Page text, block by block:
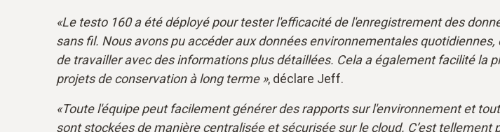
«Le testo 160 a été déployé pour tester l'efficacité de l'enregistrement des
sans fil. Nous avons pu accéder aux données environnementales quotidiennes,
de travailler avec des informations plus détaillées. Cela a également facilité la
projets de conservation à long terme », déclare Jeff.
«Toute l'équipe peut facilement générer des rapports sur l'environnement et
sont stockées de manière centralisée et sécurisée sur le cloud. C’est tellement